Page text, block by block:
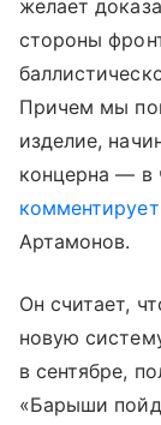
желает
стороны
Причем мы
изделие,
концерна — в
комментирует
Артамонов.
Он считает,
новую
в сентябре,
«Барыши